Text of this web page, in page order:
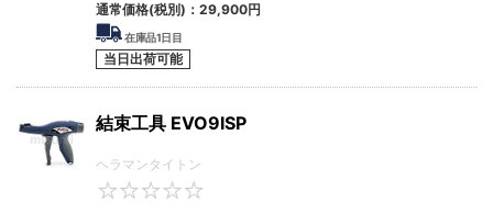
通常価格(税別)： 29,900円
在庫品1日目
当日出荷可能
結束工具 EVO9ISP
ヘラマンタイトン